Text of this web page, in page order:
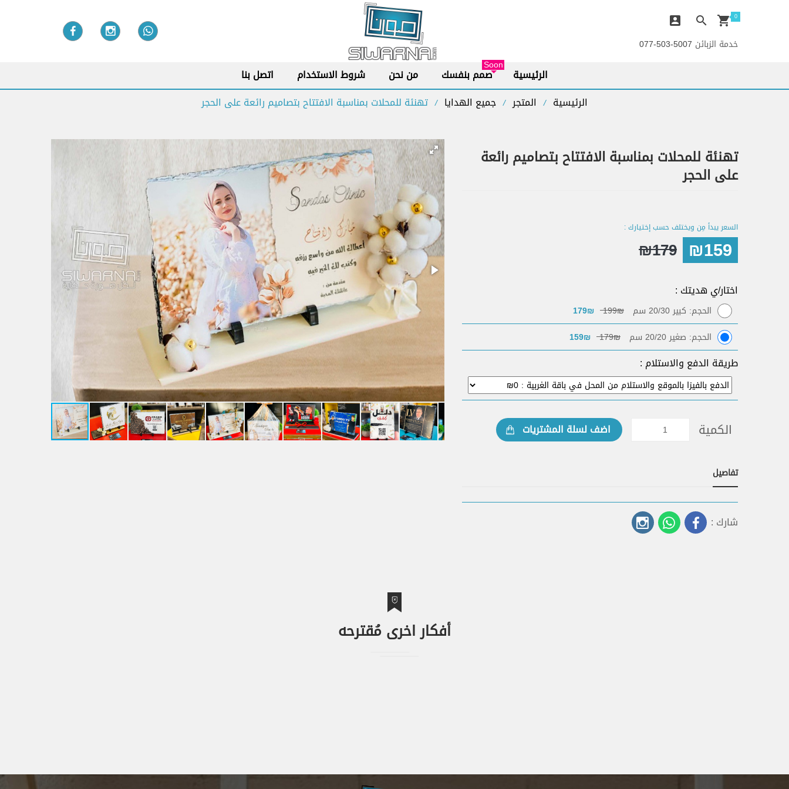
0
خدمة الزبائن 5007-503-077
الرئيسية صمم بنفسك
Soon
من نحن شروط الاستخدام
اتصل بنا
الرئيسية / المتجر / جميع الهدايا / تهنئة للمحلات بمناسبة الافتتاح بتصاميم رائعة على الحجر
تهنئة للمحلات بمناسبة الافتتاح بتصاميم رائعة
على الحجر
السعر يبدأ مِن ويختلف حسب إختيارك :
₪159
₪179
اختار/ي هديتك :
الحجم: كبير 20/30 سم ₪199
₪179
الحجم: صغير 20/20 سم
₪179
₪159
طريقة الدفع والاستلام :
الكمية اضف لسلة المشتريات
تفاصيل
شارك :
أفكار اخرى مُقترحه